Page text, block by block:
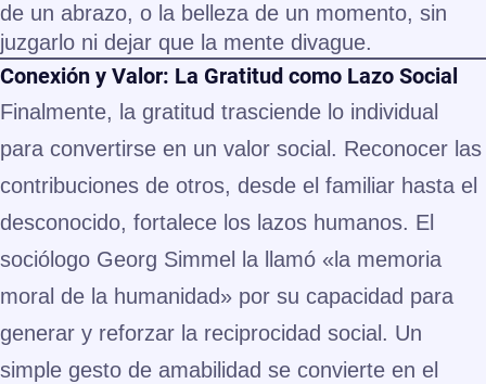
de un abrazo, o la belleza de un momento, sin
juzgarlo ni dejar que la mente divague.
Conexión y Valor: La Gratitud como Lazo Social
Finalmente, la gratitud trasciende lo individual
para convertirse en un valor social. Reconocer las
contribuciones de otros, desde el familiar hasta el
desconocido, fortalece los lazos humanos. El
sociólogo Georg Simmel la llamó «la memoria
moral de la humanidad» por su capacidad para
generar y reforzar la reciprocidad social. Un
simple gesto de amabilidad se convierte en el